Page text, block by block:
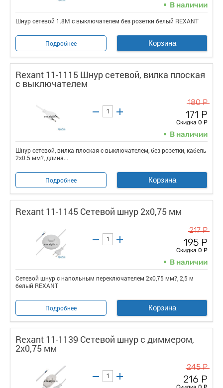
В наличии
Шнур сетевой 1.8М с выключателем без розетки белый REXANT
Подробнее Корзина
Rexant 11-1115 Шнур сетевой, вилка плоская
с выключателем
180 Р
171 Р
Скидка 0 Р
В наличии
Шнур сетевой, вилка плоская с выключателем, без розетки, кабель
2x0.5 мм?, длина...
Подробнее Корзина
Rexant 11-1145 Сетевой шнур 2х0,75 мм
217 Р
195 Р
Скидка 0 Р
В наличии
Сетевой шнур с напольным переключателем 2х0,75 мм?, 2,5 м
белый REXANT
Подробнее Корзина
Rexant 11-1139 Сетевой шнур с диммером,
2х0,75 мм
245 Р
216 Р